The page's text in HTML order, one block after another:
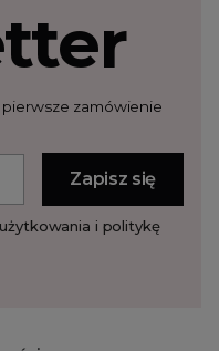
pierwsze zamówienie
i politykę